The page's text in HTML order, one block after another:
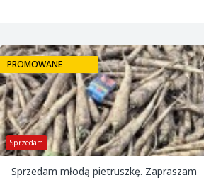
Sprzedam
PROMOWANE
Sprzedam młodą pietruszkę. Zapraszam